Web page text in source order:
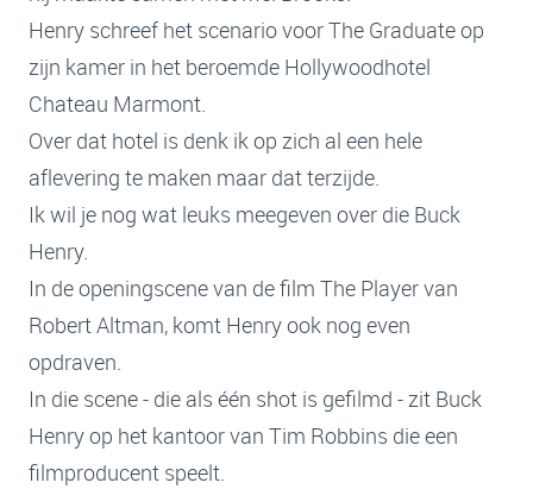
Henry schreef het scenario voor The Graduate op
zijn kamer in het beroemde Hollywoodhotel
Chateau Marmont.
Over dat hotel is denk ik op zich al een hele
aflevering te maken maar dat terzijde.
Ik wil je nog wat leuks meegeven over die Buck
Henry.
In de openingscene van de film The Player van
Robert Altman, komt Henry ook nog even
opdraven.
In die scene - die als één shot is gefilmd - zit Buck
Henry op het kantoor van Tim Robbins die een
filmproducent speelt.